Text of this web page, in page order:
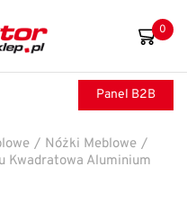
0
Panel B2B
/ Nóżki Meblowe /
Kwadratowa Aluminium